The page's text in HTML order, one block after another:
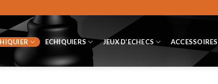
ECHIQUIERS JEUX D’ECHECS ACCESSOIRES